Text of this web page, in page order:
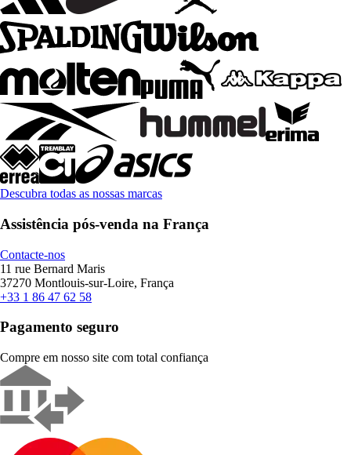
Descubra todas as nossas marcas
Assistência pós-venda na França
Contacte-nos
11 rue Bernard Maris
37270 Montlouis-sur-Loire, França
+33 1 86 47 62 58
Pagamento seguro
Compre em nosso site com total confiança